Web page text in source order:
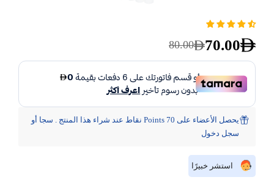
80.00 70.00
يحصل الأعضاء على 70 Points نقاط عند شراء هذا المنتج . سجا أو
سجل دخول
استشر خبيرًا